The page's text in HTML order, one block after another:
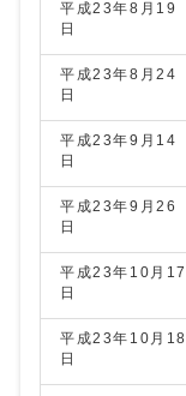
平成23年8月19
日
平成23年8月24
日
平成23年9月14
日
平成23年9月26
日
平成23年10月17
日
平成23年10月18
日